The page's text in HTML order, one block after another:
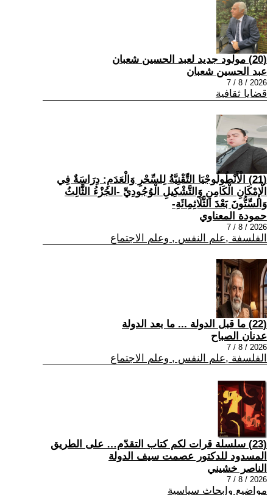
(20) مولود جديد لعبد الحسين شعبان
عبد الحسين شعبان
2026 / 8 / 7
قضايا ثقافية
(21) الْأَنْطُولُوجْيَا التِّقْنِيَّةُ لِلسِّحْرِ وَالْعَدَمِ: دِرَاسَةٌ فِي
الْإِمْكَانِ الْكَامِنِ وَالتَّشْكِيلِ الْوُجُودِيِّ -الجُزْءُ الثَّالِثُ
وَالسِّتُّونَ بَعْدَ الثَّلَاثِمِائَةِ-
حمودة المعناوي
2026 / 8 / 7
الفلسفة ,علم النفس , وعلم الاجتماع
(22) ما قبل الدولة ... ما بعد الدولة
عدنان الصباح
2026 / 8 / 7
الفلسفة ,علم النفس , وعلم الاجتماع
(23) سلسلة قرات لكم كتاب التقدّم… على الطريق
المسدود للدكتور عصمت سيف الدولة
الناصر خشيني
2026 / 8 / 7
مواضيع وابحاث سياسية